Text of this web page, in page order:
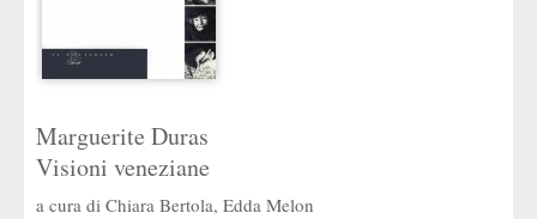
Marguerite Duras
Visioni veneziane
a cura di Chiara Bertola, Edda Melon